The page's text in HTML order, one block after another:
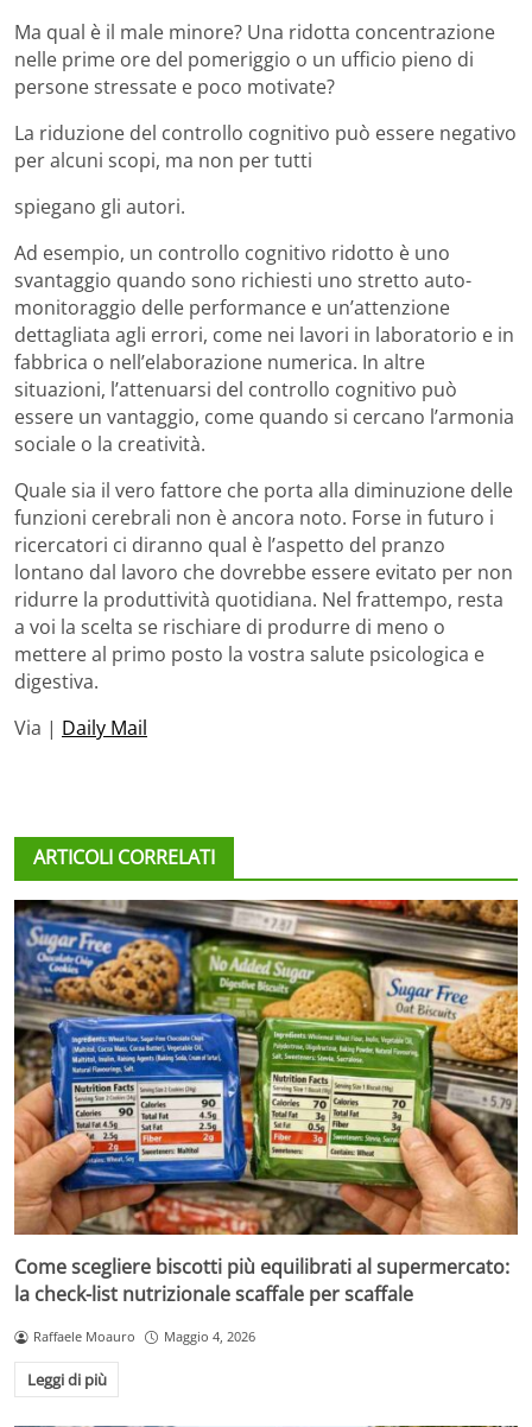
Ma qual è il male minore? Una ridotta concentrazione
nelle prime ore del pomeriggio o un ufficio pieno di
persone stressate e poco motivate?
La riduzione del controllo cognitivo può essere negativo
per alcuni scopi, ma non per tutti
spiegano gli autori.
Ad esempio, un controllo cognitivo ridotto è uno
svantaggio quando sono richiesti uno stretto auto-
monitoraggio delle performance e un’attenzione
dettagliata agli errori, come nei lavori in laboratorio e in
fabbrica o nell’elaborazione numerica. In altre
situazioni, l’attenuarsi del controllo cognitivo può
essere un vantaggio, come quando si cercano l’armonia
sociale o la creatività.
Quale sia il vero fattore che porta alla diminuzione delle
funzioni cerebrali non è ancora noto. Forse in futuro i
ricercatori ci diranno qual è l’aspetto del pranzo
lontano dal lavoro che dovrebbe essere evitato per non
ridurre la produttività quotidiana. Nel frattempo, resta
a voi la scelta se rischiare di produrre di meno o
mettere al primo posto la vostra salute psicologica e
digestiva.
Via | Daily Mail
ARTICOLI CORRELATI
Come scegliere biscotti più equilibrati al supermercato:
la check-list nutrizionale scaffale per scaffale
Raffaele Moauro Maggio 4, 2026
Leggi di più